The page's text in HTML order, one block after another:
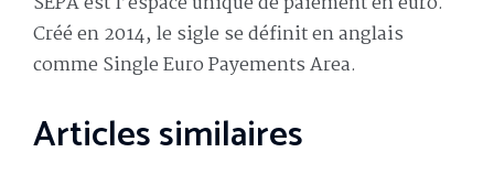
Créé en 2014, le sigle se définit en anglais
comme Single Euro Payements Area.
Articles similaires